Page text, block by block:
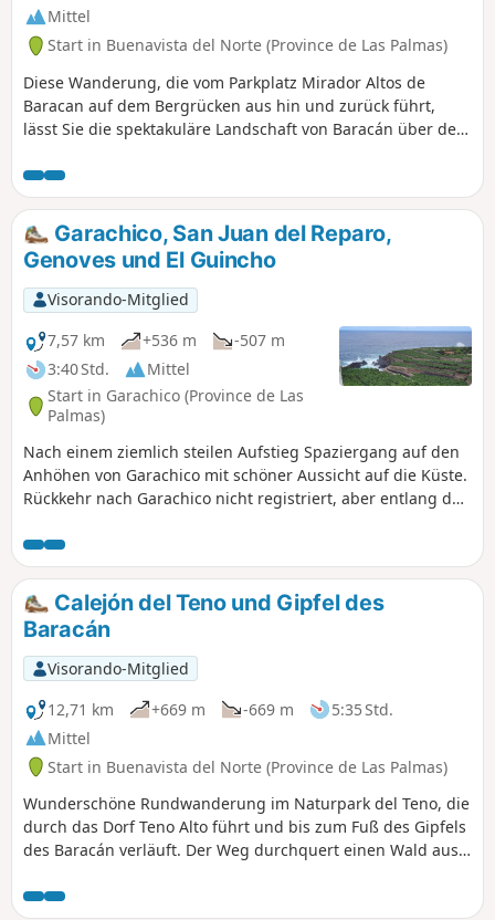
Mittel
Start in Buenavista del Norte (Province de Las Palmas)
Diese Wanderung, die vom Parkplatz Mirador Altos de
Baracan auf dem Bergrücken aus hin und zurück führt,
lässt Sie die spektakuläre Landschaft von Baracán über den
Garachico, San Juan del Reparo,
Genoves und El Guincho
Visorando-Mitglied
7,57 km
+536 m
-507 m
3:40 Std.
Mittel
Start in Garachico (Province de Las
Palmas)
Nach einem ziemlich steilen Aufstieg Spaziergang auf den
Anhöhen von Garachico mit schöner Aussicht auf die Küste.
Rückkehr nach Garachico nicht registriert, aber entlang der
Bananenplantagen vom Strand El Guincho aus ist nicht
möglich.
Calejón del Teno und Gipfel des
Baracán
Visorando-Mitglied
12,71 km
+669 m -669 m
5:35 Std.
Mittel
Start in Buenavista del Norte (Province de Las Palmas)
Wunderschöne Rundwanderung im Naturpark del Teno, die
durch das Dorf Teno Alto führt und bis zum Fuß des Gipfels
des Baracán verläuft. Der Weg durchquert einen Wald aus
und Luftfeuchtigkeit auf den Kanarischen Inseln einzigartig